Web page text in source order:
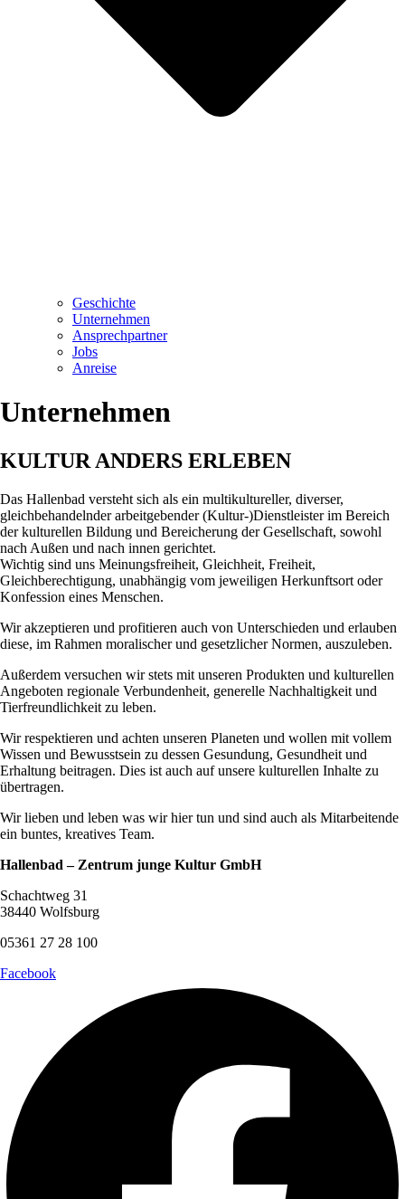
Geschichte
Unternehmen
Ansprechpartner
Jobs
Anreise
Unternehmen
KULTUR ANDERS ERLEBEN
Das Hallenbad versteht sich als ein multikultureller, diverser,
gleichbehandelnder arbeitgebender (Kultur-)Dienstleister im Bereich
der kulturellen Bildung und Bereicherung der Gesellschaft, sowohl
nach Außen und nach innen gerichtet.
Wichtig sind uns Meinungsfreiheit, Gleichheit, Freiheit,
Gleichberechtigung, unabhängig vom jeweiligen Herkunftsort oder
Konfession eines Menschen.
Wir akzeptieren und profitieren auch von Unterschieden und erlauben
diese, im Rahmen moralischer und gesetzlicher Normen, auszuleben.
Außerdem versuchen wir stets mit unseren Produkten und kulturellen
Angeboten regionale Verbundenheit, generelle Nachhaltigkeit und
Tierfreundlichkeit zu leben.
Wir respektieren und achten unseren Planeten und wollen mit vollem
Wissen und Bewusstsein zu dessen Gesundung, Gesundheit und
Erhaltung beitragen. Dies ist auch auf unsere kulturellen Inhalte zu
übertragen.
Wir lieben und leben was wir hier tun und sind auch als Mitarbeitende
ein buntes, kreatives Team.
Hallenbad – Zentrum junge Kultur GmbH
Schachtweg 31
38440 Wolfsburg
05361 27 28 100
Facebook